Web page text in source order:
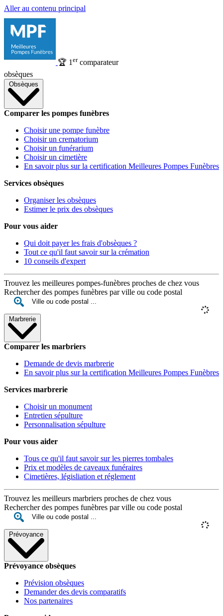
Aller au contenu principal
🏆 1 ercomparateur
obsèques
Obsèques
Comparer les pompes funèbres
Choisir une pompe funèbre
Choisir un crematorium
Choisir un funérarium
Choisir un cimetière
En savoir plus sur la certification Meilleures Pompes Funèbres
Services obsèques
Organiser les obsèques
Estimer le prix des obsèques
Pour vous aider
Qui doit payer les frais d'obsèques ?
Tout ce qu'il faut savoir sur la crémation
10 conseils d'expert
Trouvez les meilleures pompes-funèbres proches de chez vous
Rechercher des pompes funèbres par ville ou code postal
Marbrerie
Comparer les marbriers
Demande de devis marbrerie
En savoir plus sur la certification Meilleures Pompes Funèbres
Services marbrerie
Choisir un monument
Entretien sépulture
Personnalisation sépulture
Pour vous aider
Tous ce qu'il faut savoir sur les pierres tombales
Prix et modèles de caveaux funéraires
Cimetières, législiation et réglement
Trouvez les meilleurs marbriers proches de chez vous
Rechercher des pompes funèbres par ville ou code postal
Prévoyance
Prévoyance obsèques
Prévision obsèques
Demander des devis comparatifs
Nos partenaires